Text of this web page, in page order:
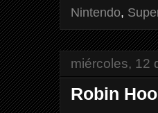
Nintendo,
miércoles, 12
Robin